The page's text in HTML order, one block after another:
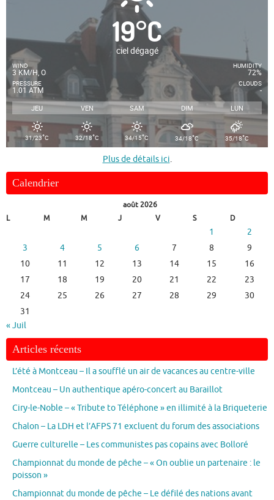
19°C
ciel dégagé
WIND
3 KM/H, O
PRESSURE
1.01 ATM
HUMIDITY
72%
CLOUDS
-
JEU VEN SAM DIM LUN
31/23°C 32/18°C 34/15°C 34/18°C 35/18°C
Plus de détails ici.
Calendrier
août 2026
L
M M J V S D
1
2
3
4 5 6 7 8
9
10
11 12 13 14 15
16
17
18 19 20 21 22
23
24
25 26 27 28 29
30
31
« Juil
Articles récents
L’été à Montceau – Il a soufflé un air de vacances au centre-ville
Montceau – Un authentique apéro-concert au Baraillot
Ciry-le-Noble – « Tribute to Téléphone » en illimité à la Briqueterie
Chalon – La LDH et l’AFPS 71 excluent du forum des associations
Guerre culturelle – Les communistes pas copains avec Bolloré
Championnat du monde de pêche – « On oublie un partenaire : le
poisson »
Championnat du monde de pêche – Le défilé des nations avant